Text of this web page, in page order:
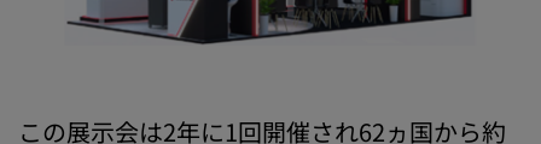
この展示会は2年に1回開催され62ヵ国から約